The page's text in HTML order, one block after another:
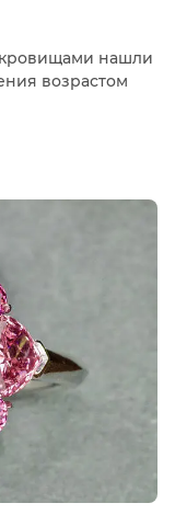
нашли
возрастом